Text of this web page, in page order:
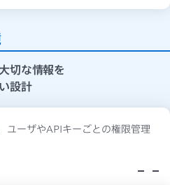
切な情報を
設計
ユーザやAPIキーごとの権限管理